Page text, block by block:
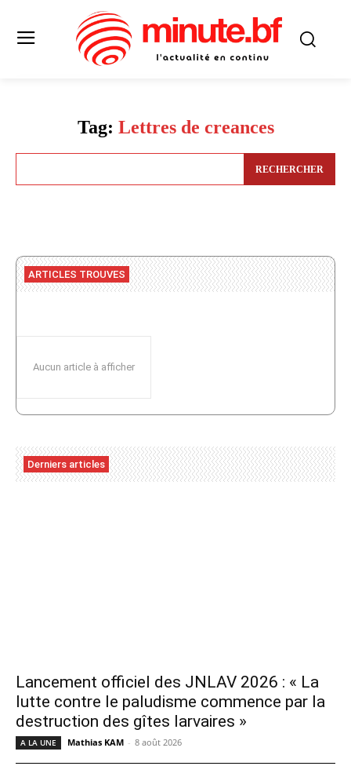
Tag: Lettres de creances
RECHERCHER
ARTICLES TROUVES
Aucun article à afficher
Derniers articles
Lancement officiel des JNLAV 2026 : « La
lutte contre le paludisme commence par la
destruction des gîtes larvaires »
A LA UNE Mathias KAM - 8 août 2026